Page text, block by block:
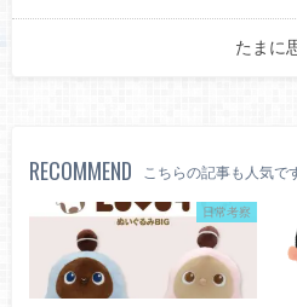
たまに
RECOMMEND こちらの記事も人気で
日常考察